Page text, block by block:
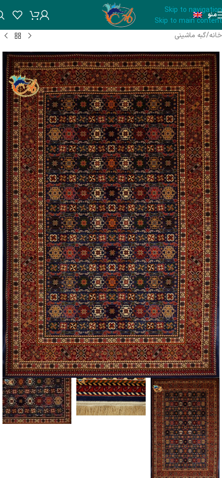
Skip to navigation
Skip to main content
منو
خانه/گبه ماشینی